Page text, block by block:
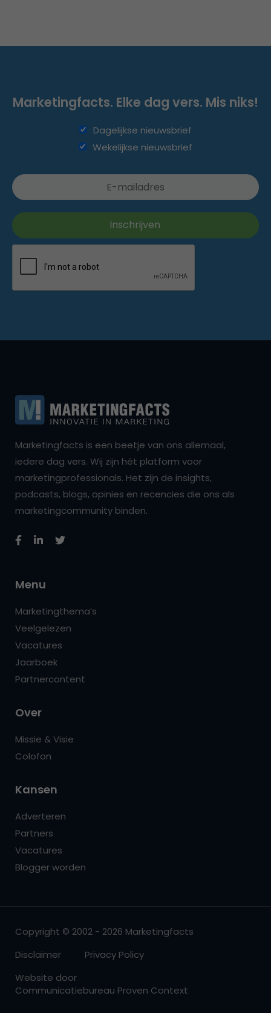
Marketingfacts. Elke dag vers. Mis niks!
Dagelijkse nieuwsbrief
Wekelijkse nieuwsbrief
Marketingfacts is een beetje van ons allemaal,
iedere dag vers. Wij zijn hét platform voor
marketingprofessionals. Het zijn de insights,
podcasts, blogs, opinies en recencies die ons als
marketingcommunity binden.
Menu
Marketingthema’s
Veelgelezen
Vacatures
Jaarboek
Partnercontent
Over
Missie & Visie
Colofon
Kansen
Adverteren
Partners
Vacatures
Blogger worden
Copyright © 2002 - 2026 Marketingfacts
Disclaimer
Privacy Policy
Website door
Communicatiebureau Proven Context